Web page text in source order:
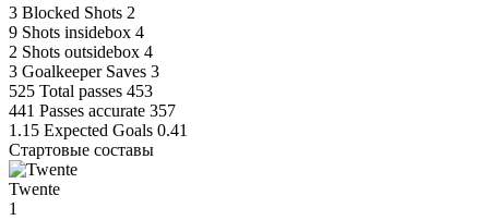
3 Blocked Shots 2
9 Shots insidebox 4
2 Shots outsidebox 4
3 Goalkeeper Saves 3
525 Total passes 453
441 Passes accurate 357
1.15 Expected Goals 0.41
Стартовые составы
Twente
1